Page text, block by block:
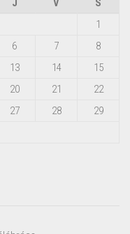
J V
S
1
6 7
8
13 14
15
20 21
22
27 28
29